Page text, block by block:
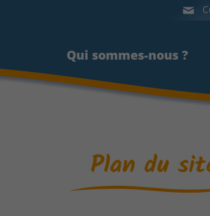
Qui sommes-nous ?
Qui sommes-nous ?
Plan du